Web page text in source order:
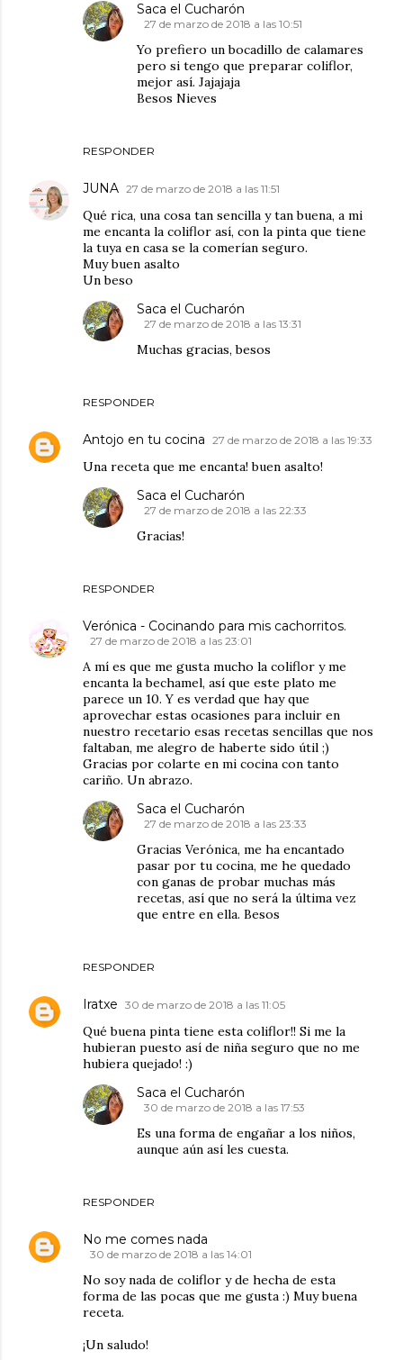
RESPONDER
Saca el Cucharón
27 de marzo de 2018 a las 10:51
Yo prefiero un bocadillo de calamares
pero si tengo que preparar coliflor,
mejor así. Jajajaja
Besos Nieves
JUNA 27 de marzo de 2018 a las 11:51
Qué rica, una cosa tan sencilla y tan buena, a mi
me encanta la coliflor así, con la pinta que tiene
la tuya en casa se la comerían seguro.
Muy buen asalto
Un beso
RESPONDER
Saca el Cucharón
27 de marzo de 2018 a las 13:31
Muchas gracias, besos
Antojo en tu cocina 27 de marzo de 2018 a las 19:33
Una receta que me encanta! buen asalto!
RESPONDER
Saca el Cucharón
27 de marzo de 2018 a las 22:33
Gracias!
Verónica - Cocinando para mis cachorritos.
27 de marzo de 2018 a las 23:01
A mí es que me gusta mucho la coliflor y me
encanta la bechamel, así que este plato me
parece un 10. Y es verdad que hay que
aprovechar estas ocasiones para incluir en
nuestro recetario esas recetas sencillas que nos
faltaban, me alegro de haberte sido útil ;)
Gracias por colarte en mi cocina con tanto
cariño. Un abrazo.
RESPONDER
Saca el Cucharón
27 de marzo de 2018 a las 23:33
Gracias Verónica, me ha encantado
pasar por tu cocina, me he quedado
con ganas de probar muchas más
recetas, así que no será la última vez
que entre en ella. Besos
Iratxe 30 de marzo de 2018 a las 11:05
Qué buena pinta tiene esta coliflor!! Si me la
hubieran puesto así de niña seguro que no me
hubiera quejado! :)
RESPONDER
Saca el Cucharón
30 de marzo de 2018 a las 17:53
Es una forma de engañar a los niños,
aunque aún así les cuesta.
No me comes nada
30 de marzo de 2018 a las 14:01
No soy nada de coliflor y de hecha de esta
forma de las pocas que me gusta :) Muy buena
receta.
¡Un saludo!